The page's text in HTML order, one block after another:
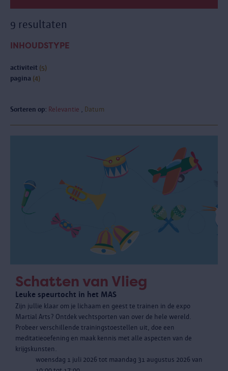
9 resultaten
INHOUDSTYPE
activiteit (5)
pagina (4)
Sorteren op: Relevantie Datum
Schatten van Vlieg
Leuke speurtocht in het MAS
Zijn jullie klaar om je lichaam en geest te trainen in de expo
Martial Arts? Ontdek vechtsporten van over de hele wereld.
Probeer verschillende trainingstoestellen uit, doe een
meditatieoefening en maak kennis met alle aspecten van de
krijgskunsten.
woensdag 1 juli 2026 tot maandag 31 augustus 2026 van